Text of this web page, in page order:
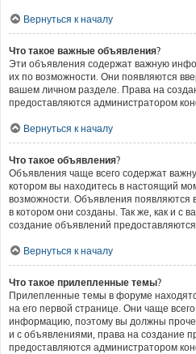
Вернуться к началу
Что такое важные объявления?
Эти объявления содержат важную
их по возможности. Они появляются
вашем личном разделе. Права на
предоставляются администратором
Вернуться к началу
Что такое объявления?
Объявления чаще всего содержат
котором вы находитесь в настоящий
возможности. Объявления появляются
в котором они созданы. Так же, как и с
создание объявлений
Вернуться к началу
Что такое прилепленные темы?
Прилепленные темы в форуме
на его первой странице. Они чаще
информацию, поэтому вы должны
и с объявлениями, права на создание
предоставляются администратором